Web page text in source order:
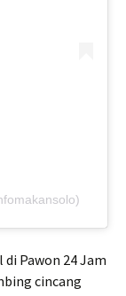
di Pawon 24 Jam
cincang